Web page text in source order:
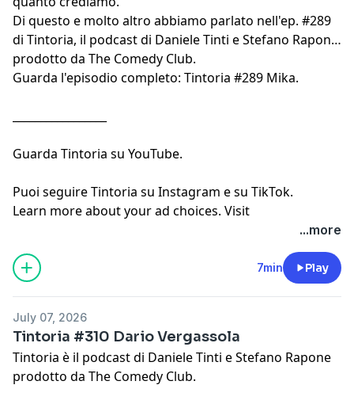
Di questo e molto altro abbiamo parlato nell'ep. #289
di Tintoria, il podcast di Daniele Tinti eStefano Rapone
prodotto da The Comedy Club.
Guarda l'episodio completo: Tintoria #289 Mika.
Guarda Tintoria su YouTube.
Puoi seguireTintoria su Instagram esu TikTok.
Learn more about your ad choices. Visit
...more
7min Play
July 07, 2026
Tintoria #310 Dario Vergassola
Tintoria è il podcast di Daniele Tinti eStefano Rapone
prodotto da The Comedy Club.